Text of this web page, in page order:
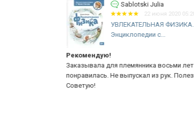
Sablotski Julia
22 июня 2020 05:28
УВЛЕКАТЕЛЬНАЯ ФИЗИКА.
Энциклопедии с...
Рекомендую!
Заказывала для племянника восьми лет.
понравилась. Не выпускал из рук.
Советую!